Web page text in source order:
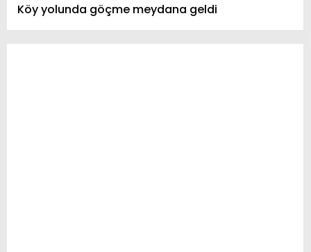
Köy yolunda göçme meydana geldi